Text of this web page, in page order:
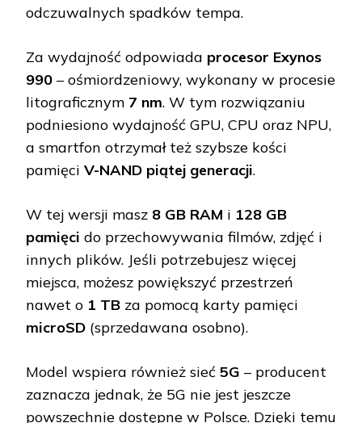
odczuwalnych spadków tempa.
Za wydajność odpowiada procesor Exynos
990 – ośmiordzeniowy, wykonany w procesie
litograficznym 7 nm. W tym rozwiązaniu
podniesiono wydajność GPU, CPU oraz NPU,
a smartfon otrzymał też szybsze kości
pamięci V-NAND piątej generacji.
W tej wersji masz 8 GB RAM i 128 GB
pamięci do przechowywania filmów, zdjęć i
innych plików. Jeśli potrzebujesz więcej
miejsca, możesz powiększyć przestrzeń
nawet o 1 TB za pomocą karty pamięci
microSD (sprzedawana osobno).
Model wspiera również sieć 5G – producent
zaznacza jednak, że 5G nie jest jeszcze
powszechnie dostępne w Polsce. Dzięki temu